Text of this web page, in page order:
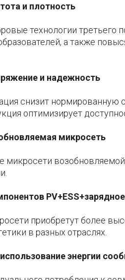
и плотность
технологии третьего
а также
и надежность
снизит нормированную
оптимизирует
микросеть
приобретут более
в разных отраслях.
энергии